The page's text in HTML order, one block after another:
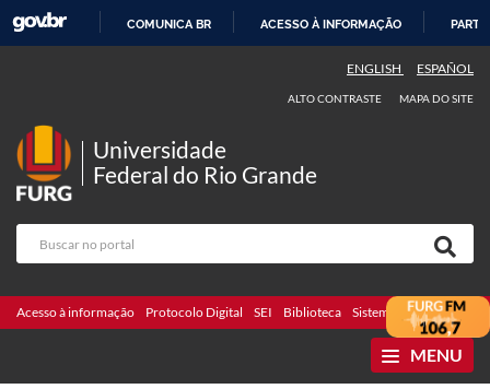
COMUNICA BR ACESSO À INFORMAÇÃO
ENGLISH ESPAÑOL
ALTO CONTRASTE MAPA DO SITE
Universidade
Federal do Rio Grande
Acesso à informação Protocolo Digital SEI Biblioteca Sistemas Webmail
MENU